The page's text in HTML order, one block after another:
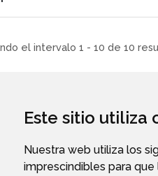
Este sitio utiliza
Nuestra web utiliza los
imprescindibles para
el intervalo 1 - 10 de 10